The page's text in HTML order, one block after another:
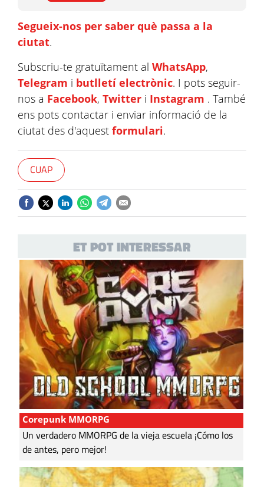
Segueix-nos per saber què passa a la
ciutat.
Subscriu-te gratuïtament al WhatsApp,
Telegram i butlletí electrònic. I pots seguir-
nos a Facebook, Twitter i Instagram . També
ens pots contactar i enviar informació de la
ciutat des d'aquest formulari.
CUAP
ET POT INTERESSAR
Corepunk MMORPG
Un verdadero MMORPG de la vieja escuela ¡Cómo los
de antes, pero mejor!